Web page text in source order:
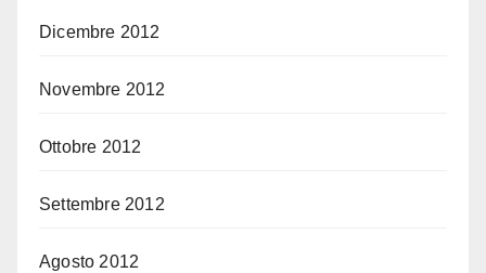
Dicembre 2012
Novembre 2012
Ottobre 2012
Settembre 2012
Agosto 2012